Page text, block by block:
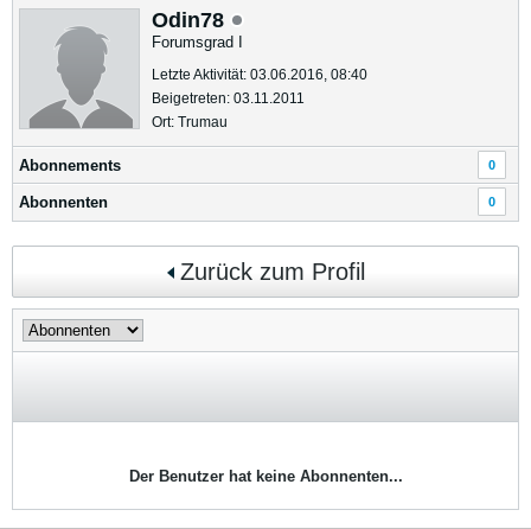
Odin78
Forumsgrad I
Letzte Aktivität: 03.06.2016, 08:40
Beigetreten: 03.11.2011
Ort: Trumau
Abonnements 0
Abonnenten 0
Zurück zum Profil
Der Benutzer hat keine Abonnenten...